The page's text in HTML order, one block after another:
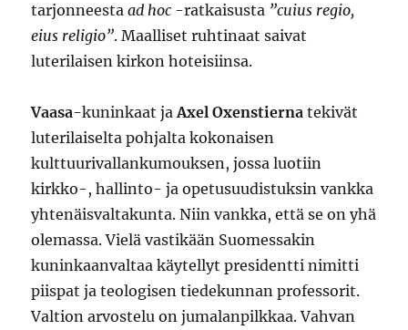
tarjonneestaad hoc -ratkaisusta ”cuius regio,
eius religio”. Maalliset ruhtinaat saivat
luterilaisen kirkon hoteisiinsa.
Vaasa-kuninkaat jaAxel Oxenstierna tekivät
luterilaiselta pohjalta kokonaisen
kulttuurivallankumouksen, jossa luotiin
kirkko-, hallinto- ja opetusuudistuksin vankka
yhtenäisvaltakunta. Niin vankka, että se on yhä
olemassa. Vielä vastikään Suomessakin
kuninkaanvaltaa käytellyt presidentti nimitti
piispat ja teologisen tiedekunnan professorit.
Valtion arvostelu on jumalanpilkkaa. Vahvan